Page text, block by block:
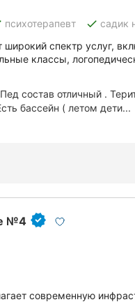
психотерапевт done садик
спектр услуг,
классы,
состав отличный .
бассейн ( летом дети...
№4
современную